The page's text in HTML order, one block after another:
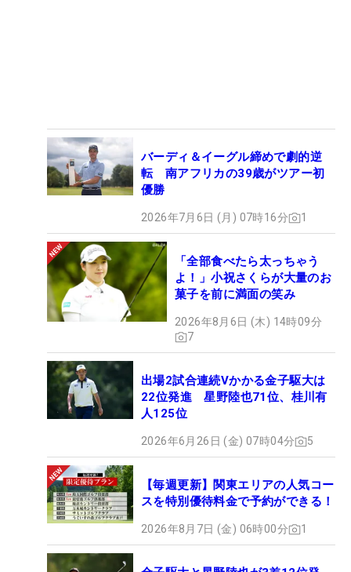
バーディ＆イーグル締めで劇的逆
転 南アフリカの39歳がツアー初
優勝
2026年7月6日 (月) 07時16分 1
「全部食べたら太っちゃう
よ！」小祝さくらが大量のお
菓子を前に満面の笑み
2026年8月6日 (木) 14時09分
7
出場2試合連続Vかかる金子駆大は
22位発進 星野陸也71位、桂川有
人125位
2026年6月26日 (金) 07時04分 5
【毎週更新】関東エリアの人気コー
スを特別優待料金で予約ができる！
2026年8月7日 (金) 06時00分 1